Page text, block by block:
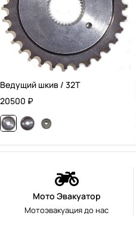
Ведущий шкив / 32T
20500 ₽
Мото Эвакуатор
Мотоэвакуация до нас